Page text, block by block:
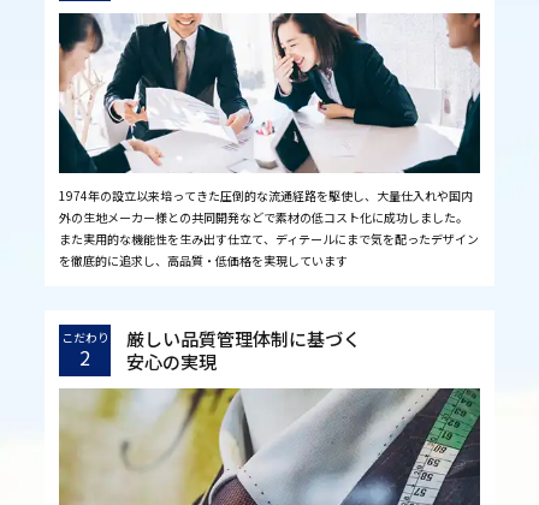
1974年の設立以来培ってきた圧倒的な流通経路を駆使し、大量仕入れや国内
外の生地メーカー様との共同開発などで素材の低コスト化に成功しました。
また実用的な機能性を生み出す仕立て、ディテールにまで気を配ったデザイン
を徹底的に追求し、高品質・低価格を実現しています
こだわり
2
厳しい品質管理体制に基づく
安心の実現